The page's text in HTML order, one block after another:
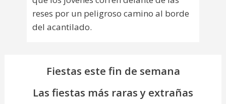
reses por un peligroso camino al borde
del acantilado.
Fiestas este fin de semana
Las fiestas más raras y extrañas